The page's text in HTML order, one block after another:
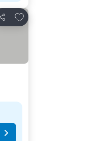
Teilen
Zu Favoriten hinzufügen